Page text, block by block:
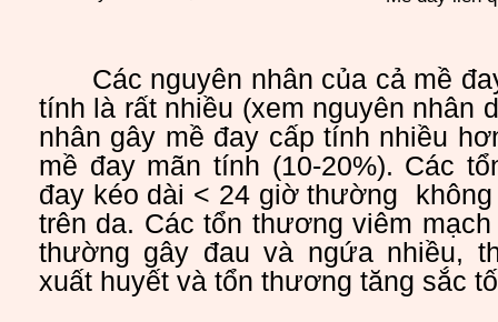
Các nguyên nhân của cả mề
tính là rất nhiều (xem nguyên nhân
nhân gây mề đay cấp tính nhiều
mề đay mãn tính (10-20%). Các
đay kéo dài < 24 giờ thường
trên da. Các tổn thương viêm
thường gây đau và ngứa nhiều,
xuất huyết và tổn thương tăng sắc